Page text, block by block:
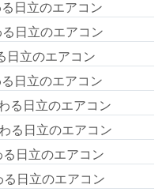
日立のエアコン
日立のエアコン
日立のエアコン
日立のエアコン
る日立のエアコン
る日立のエアコン
る日立のエアコン
る日立のエアコン